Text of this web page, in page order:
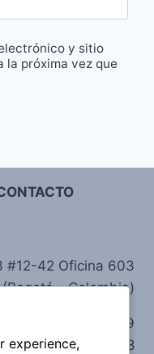
y sitio
la próxima vez que
#12-42 Oficina 603
(Bogotá - Colombia)
(+57) 314 209 6359
(+57) 320 356 1488
experience,